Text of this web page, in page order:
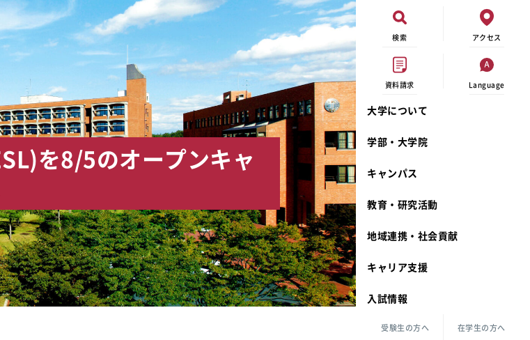
検索 アクセス
資料請求 Language
大学について
宮城学院 校歌
礼拝堂
カリキュラム・ポリシー
倫理憲章
学部・大学院
生活文化デザイン学科
キャンパス
奨学金
大学祭
キャンパスメンバーズ
教職センター
教育・研究活動動物実験に関する情報公開
キリスト教文化研究所
生活環境科学研究所
地域連携・社会貢献
カリキュラム・入室方法
キャリア支援
入試情報
受験生の方へ 在学生の方へ
を8/5のオープンキャ